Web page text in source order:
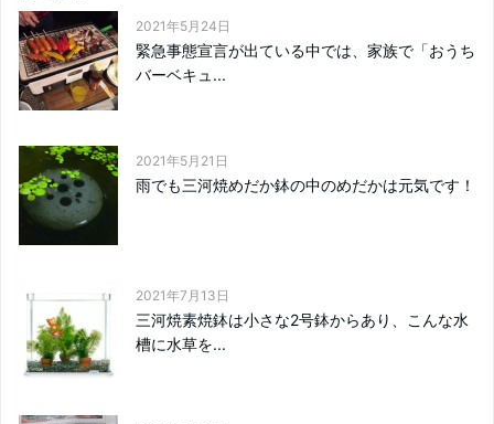
2021年5月24日
緊急事態宣言が出ている中では、家族で「おうち
バーベキュ...
2021年5月21日
雨でも三河焼めだか鉢の中のめだかは元気です！
2021年7月13日
三河焼素焼鉢は小さな2号鉢からあり、こんな水
槽に水草を...